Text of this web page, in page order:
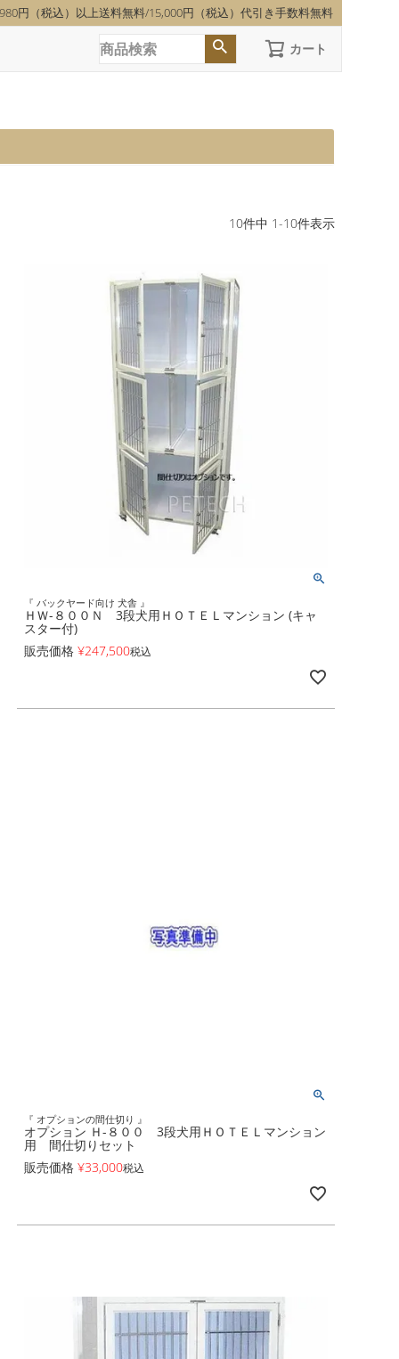
円（税込）以上送料無料/15,000円（税込）代引き手数料無料
カート
10件中 1-10件表示
『 バックヤード向け 犬舎 』
ＨＷ-８００Ｎ 3段犬用ＨＯＴＥＬマンション (キャ
スター付)
販売価格 ¥247,500税込
『 オプションの間仕切り 』
オプション Ｈ-８００ 3段犬用ＨＯＴＥＬマンション
用 間仕切りセット
販売価格 ¥33,000税込